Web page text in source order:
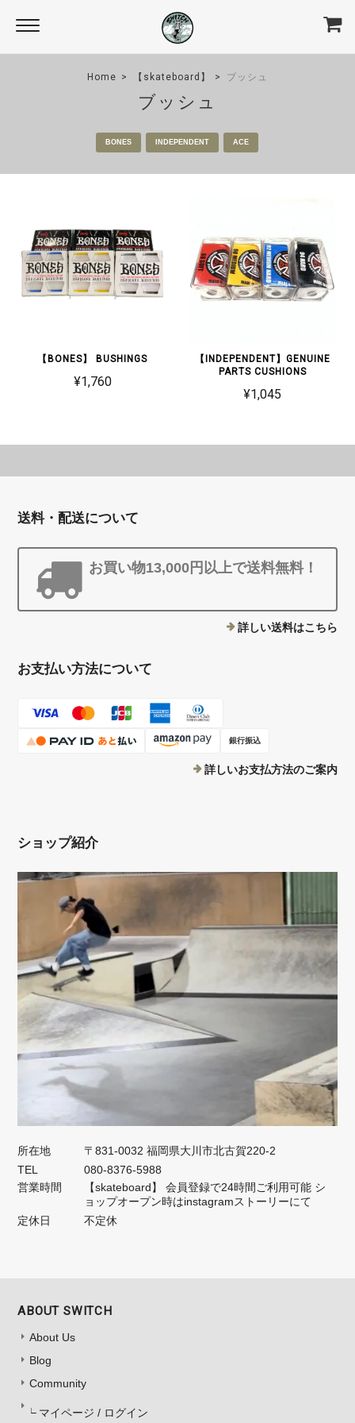
Home 【skateboard】 ブッシュ
ブッシュ
BONES INDEPENDENT ACE
【BONES】 BUSHINGS
¥1,760
【INDEPENDENT】GENUINE
PARTS CUSHIONS
¥1,045
送料・配送について
お買い物13,000円以上で送料無料！
詳しい送料はこちら
お支払い方法について
銀行振込
詳しいお支払方法のご案内
ショップ紹介
所在地
〒831-0032 福岡県大川市北古賀220-2
TEL
080-8376-5988
営業時間
【skateboard】 会員登録で24時間ご利用可能 シ
ョップオープン時はinstagramストーリーにて
定休日
不定休
ABOUT SWITCH
About Us
Blog
Community
マイページ / ログイン